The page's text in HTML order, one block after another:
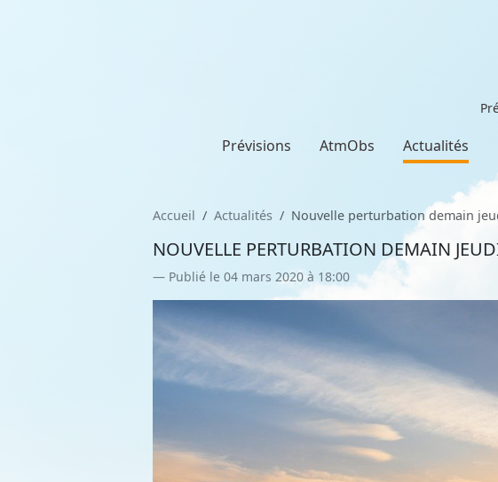
Prévisions AtmObs Actualités
Accueil Actualités Nouvelle perturbation demain
NOUVELLE PERTURBATION DEMAIN
Publié le 04 mars 2020 à 18:00